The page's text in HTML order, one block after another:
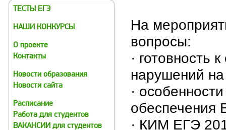
ТЕСТЫ ЕГЭ
НАШИ КОНКУРСЫ
О проекте
Контакты
Новости образования
Новости сайта
Расписание
Работа для студентов
ВАКАНСИИ для студентов
На
вопросы:
· готовность
нарушений
·
обеспечения
· КИМ ЕГЭ